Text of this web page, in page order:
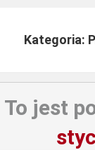
Kategoria:
To jest